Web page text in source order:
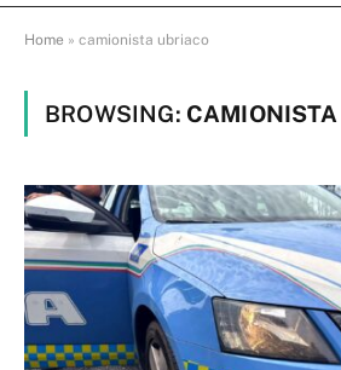
Home » camionista ubriaco
BROWSING: